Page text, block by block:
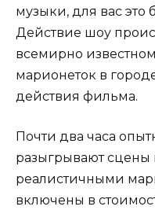
музыки, для вас это
Действие шоу
всемирно
марионеток в
действия фильма.
Почти два часа
разыгрывают сцены
реалистичными
включены в